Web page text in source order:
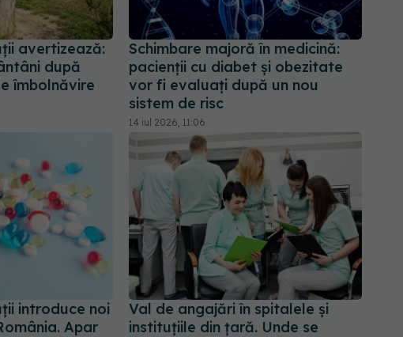
avertizează:
după
îmbolnăvire
Schimbare majoră în medicină:
pacienții cu diabet și obezitate
vor fi evaluați după un nou
sistem de risc
14 iul 2026, 11:06
introduce noi
Apar
Val de angajări în spitalele și
instituțiile din țară. Unde se